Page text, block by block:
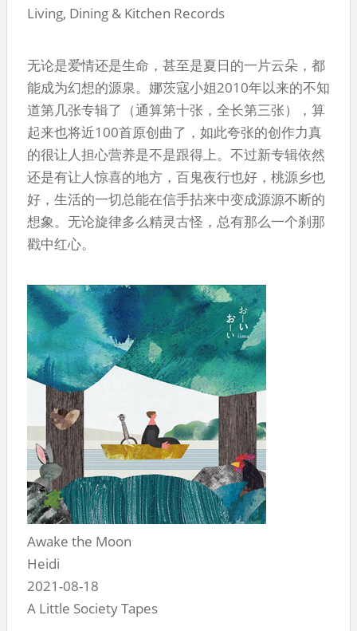
Living, Dining & Kitchen Records
无论是爱情还是生命，甚至是夏日的一片云朵，都
能成为幻想的源泉。娜茨寇小姐2010年以来的不知
道第几张专辑了（通算第十张，全长第三张），算
起来也将近100首原创曲了，如此夸张的创作力真
的很让人担心营养是不是跟得上。不过新专辑依然
还是有让人惊喜的地方，百鬼夜行也好，桃源乡也
好，生活的一切总能在信手拈来中变成源源不断的
想象。无论旋律多么精灵古怪，总有那么一个刹那
戳中红心。
Awake the Moon
Heidi
2021-08-18
A Little Society Tapes